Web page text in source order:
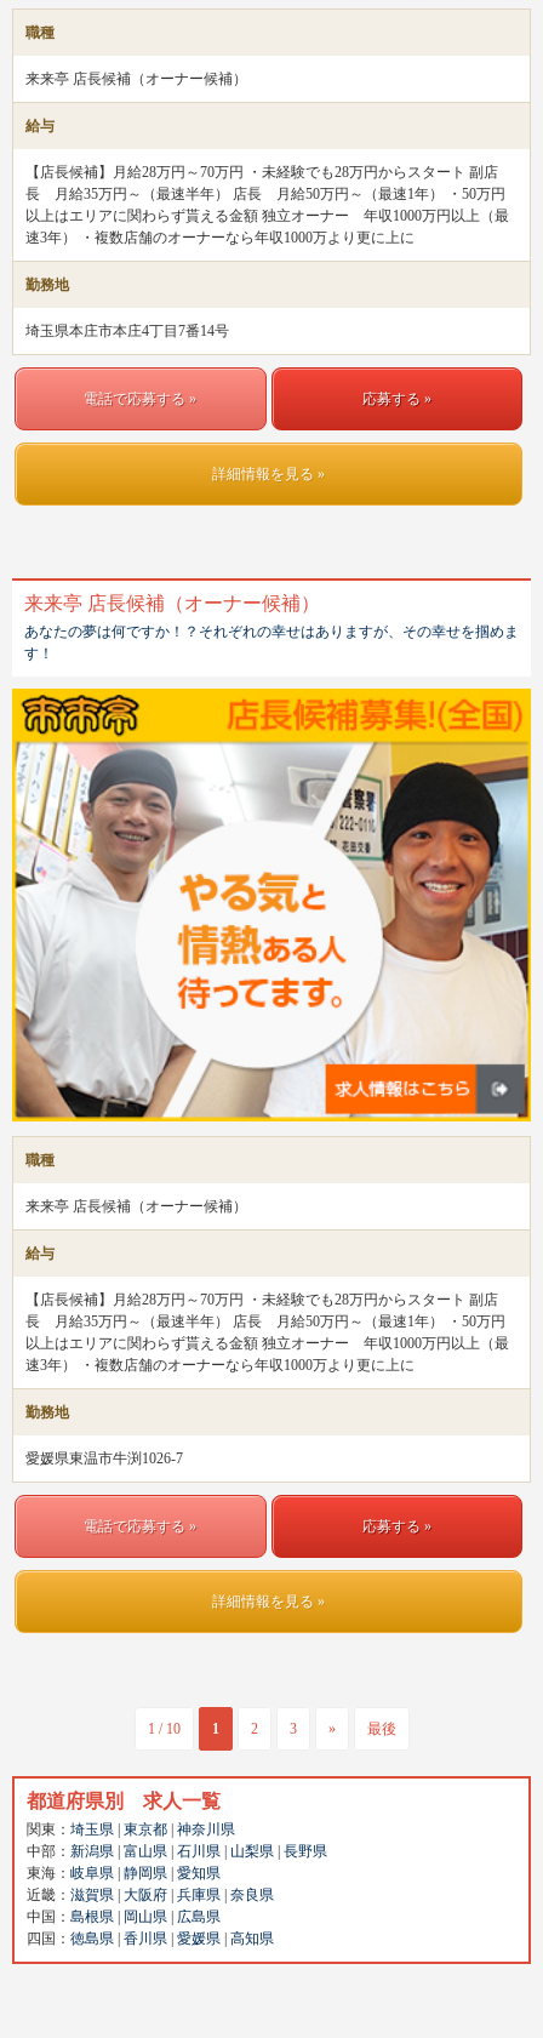
職種
来来亭 店長候補（オーナー候補）
給与
【店長候補】月給28万円～70万円 ・未経験でも28万円からスタート 副店
長 月給35万円～（最速半年） 店長 月給50万円～（最速1年） ・50万円
以上はエリアに関わらず貰える金額 独立オーナー 年収1000万円以上（最
速3年） ・複数店舗のオーナーなら年収1000万より更に上に
勤務地
埼玉県本庄市本庄4丁目7番14号
電話で応募する » 応募する »
詳細情報を見る »
来来亭 店長候補（オーナー候補）
あなたの夢は何ですか！？それぞれの幸せはありますが、その幸せを掴めま
す！
職種
来来亭 店長候補（オーナー候補）
給与
【店長候補】月給28万円～70万円 ・未経験でも28万円からスタート 副店
長 月給35万円～（最速半年） 店長 月給50万円～（最速1年） ・50万円
以上はエリアに関わらず貰える金額 独立オーナー 年収1000万円以上（最
速3年） ・複数店舗のオーナーなら年収1000万より更に上に
勤務地
愛媛県東温市牛渕1026-7
電話で応募する » 応募する »
詳細情報を見る »
1 / 10 1 2 3 » 最後
都道府県別 求人一覧
関東： 埼玉県 | 東京都 | 神奈川県
中部： 新潟県 | 富山県 | 石川県 | 山梨県 | 長野県
東海： 岐阜県 | 静岡県 | 愛知県
近畿： 滋賀県 | 大阪府 | 兵庫県 | 奈良県
中国： 島根県 | 岡山県 | 広島県
四国： 徳島県 | 香川県 | 愛媛県 | 高知県